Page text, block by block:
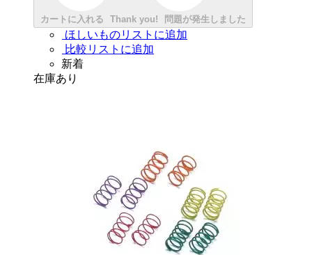
カートに入れる Thank you! 問題が発生しました
ほしいものリストに追加
比較リストに追加
新着
在庫あり